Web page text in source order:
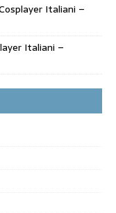
Italiani –
Italiani –